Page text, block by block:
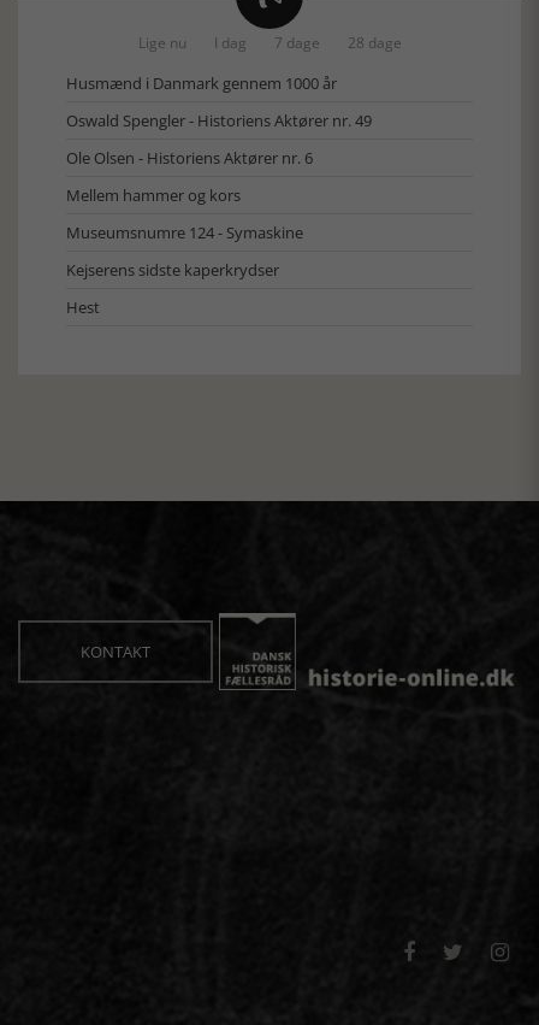
Lige nu I dag 7 dage 28 dage
Husmænd i Danmark gennem 1000 år
Oswald Spengler - Historiens Aktører nr. 49
Ole Olsen - Historiens Aktører nr. 6
Mellem hammer og kors
Museumsnumre 124 - Symaskine
Kejserens sidste kaperkrydser
Hest
KONTAKT
  